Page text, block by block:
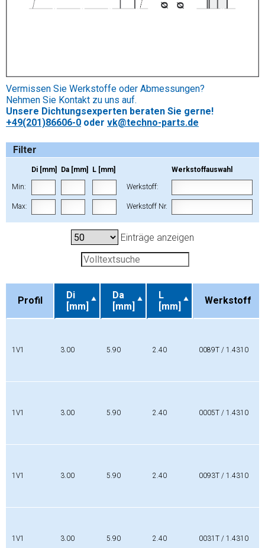
Vermissen Sie Werkstoffe oder Abmessungen?
Nehmen Sie Kontakt zu uns auf.
Unsere Dichtungsexperten beraten Sie gerne!
+49(201)86606-0 oder vk@techno-parts.de
Filter
Di [mm] Da [mm] L [mm]
Min:
Max:
Werkstoffauswahl
Werkstoff:
Werkstoff Nr.
Einträge anzeigen
Profil
Di
[mm]
Da
[mm]
L
[mm]
Werkstoff
1V1 3.00 5.90 2.40 0089T / 1.4310
1V1 3.00 5.90 2.40 0005T / 1.4310
1V1 3.00 5.90 2.40 0093T / 1.4310
1V1 3.00 5.90 2.40 0031T / 1.4310